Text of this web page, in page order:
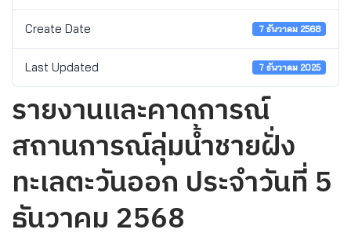
Create Date 7 ธันวาคม 2568
Last Updated 7 ธันวาคม 2025
รายงานและคาดการณ์
สถานการณ์ลุ่มน้ำชายฝั่ง
ทะเลตะวันออก ประจำวันที่ 5
ธันวาคม 2568